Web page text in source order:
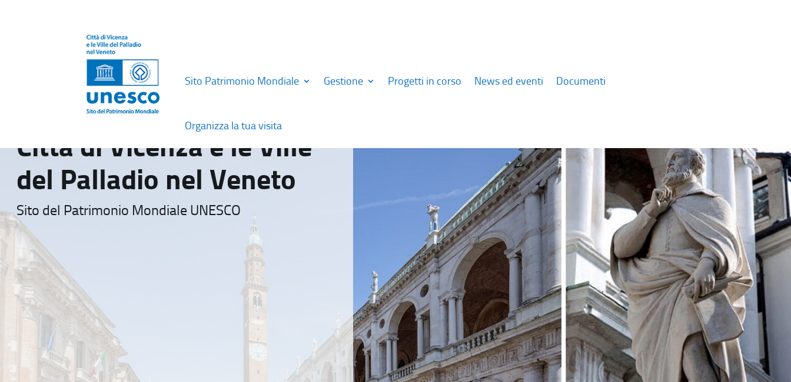
Sito Patrimonio Mondiale Gestione Progetti in corso News ed eventi Documenti
Organizza la tua visita
Città di Vicenza e le Ville
del Palladio nel Veneto
Sito del Patrimonio Mondiale UNESCO